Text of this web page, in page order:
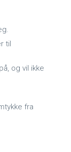
til
og vil ikke
fra